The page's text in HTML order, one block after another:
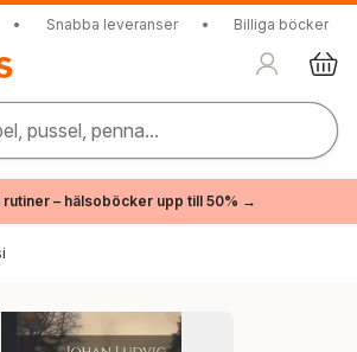
• Snabba leveranser • Billiga böcker
pussel, penna...
rutiner – hälsoböcker upp till 50% →